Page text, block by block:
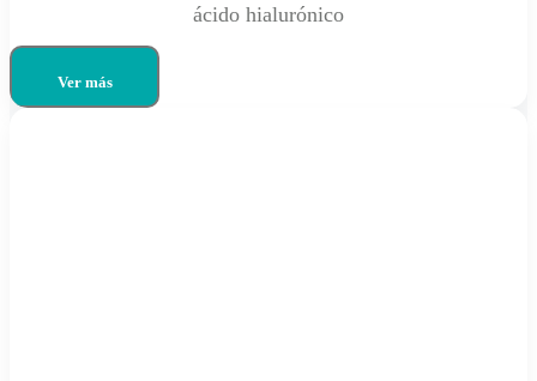
ácido hialurónico
Ver más